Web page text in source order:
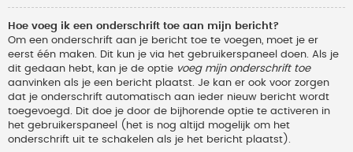
Hoe voeg ik een onderschrift toe aan mijn bericht?
Om een onderschrift aan je bericht toe te voegen, moet je er
eerst één maken. Dit kun je via het gebruikerspaneel doen. Als je
dit gedaan hebt, kan je de optie voeg mijn onderschrift toe
aanvinken als je een bericht plaatst. Je kan er ook voor zorgen
dat je onderschrift automatisch aan ieder nieuw bericht wordt
toegevoegd. Dit doe je door de bijhorende optie te activeren in
het gebruikerspaneel (het is nog altijd mogelijk om het
onderschrift uit te schakelen als je het bericht plaatst).